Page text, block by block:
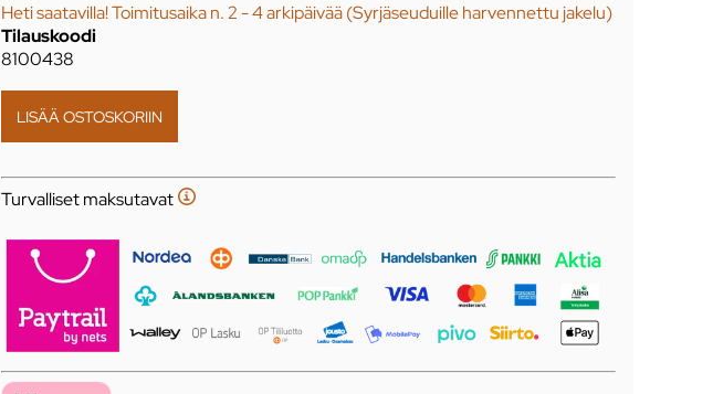
Heti saatavilla! Toimitusaika n. 2 - 4 arkipäivää (Syrjäseuduille harvennettu jakelu)
Tilauskoodi
8100438
Turvalliset maksutavat